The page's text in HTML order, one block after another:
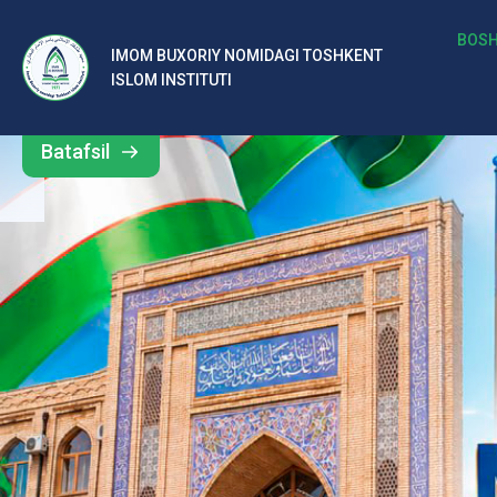
IMOM BUXORIY NOMIDAGI TOSHKENT
ISLOM INSTITUTI
b
al
ar
o‘
rt
a
si
d
Barcha
yangiliklar
Batafsil